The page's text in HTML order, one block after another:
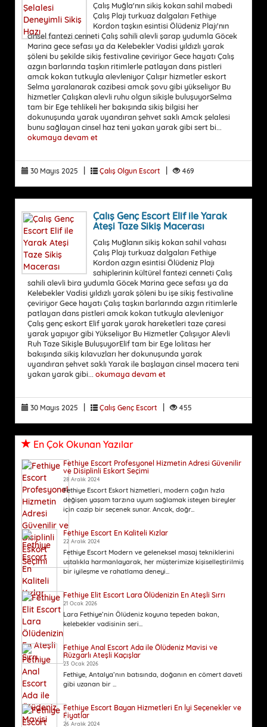
Çalış Muğla'nın sikiş kokan sahil mabedi
Çalış Plajı turkuaz dalgaları Fethiye
Kordon taşkın esintisi Ölüdeniz Plajı'nın
cinsel fantezi cenneti Çalış sahili alevli şarap yudumla Göcek
Marina gece sefası ya da Kelebekler Vadisi yıldızlı yarak
şöleni bu şekilde sikiş festivaline çeviriyor Gece hayatı Çalış
azgın barlarında taşkın ritimlerle patlayan dans pistleri
amcık kokan tutkuyla alevleniyor Çalışır hizmetler eskort
Selma yaralanarak cazibesi amcık şovu gibi yükseliyor Bu
hizmetler Çalışkan alevli ruhu olgun sikişle buluşuyorSelma
tam bir Ege tehlikeli her bakışında sikiş bilgisi her
dokunuşunda yarak uyandıran şehvet saklı Amcık şelalesi
bunu sağlayan cinsel haz teni yakan yarak gibi sert bi...
okumaya devam et
30 Mayıs 2025 | Çalış Olgun Escort | 469
Çalış Genç Escort Elif ile Yarak
Ateşi Taze Sikiş Macerası
Çalış Muğlanın sikiş kokan sahil vahası
Çalış Plajı turkuaz dalgaları Fethiye
Kordon azgın esintisi Ölüdeniz Plajı
sahiplerinin kültürel fantezi cenneti Çalış
sahili alevli bira yudumla Göcek Marina gece sefası ya da
Kelebekler Vadisi yıldızlı yarak şöleni bu işe sikiş festivaline
çeviriyor Gece hayatı Çalış taşkın barlarında azgın ritimlerle
patlayan dans pistleri amcık kokan tutkuyla alevleniyor
Çalış genç eskort Elif yarak yarak hareketleri taze çaresi
yarak yapıyor gibi Yükseliyor Bu Hizmetler Çalışıyor Alevli
Ruh Taze Sikişle BuluşuyorElif tam bir Ege lolitası her
bakışında sikiş kılavuzları her dokunuşunda yarak
uyandıran şehvet saklı Yarak ile başlayan cinsel macera teni
yakan yarak gibi... okumaya devam et
30 Mayıs 2025 | Çalış Genç Escort | 455
En Çok Okunan Yazılar
Fethiye Escort Profesyonel Hizmetin Adresi Güvenilir
ve Disiplinli Eskort Seçimi
28 Aralık 2024
Fethiye Escort Eskort hizmetleri, modern çağın hızla
değişen yaşam tarzına uyum sağlamak isteyen bireyler
için cazip bir seçenek sunar. Ancak, doğr...
Fethiye Escort En Kaliteli Kızlar
22 Aralık 2024
Fethiye Escort Modern ve geleneksel masaj tekniklerini
ustalıkla harmanlayarak, her müşterimize kişiselleştirilmiş
bir iyileşme ve rahatlama deneyi...
Fethiye Elit Escort Lara Ölüdenizin En Ateşli Sırrı
21 Ocak 2026
Lara Fethiye’nin Ölüdeniz koyuna tepeden bakan,
kelebekler vadisinin seri...
Fethiye Anal Escort Ada ile Ölüdeniz Mavisi ve
Rüzgarlı Ateşli Kaçışlar
23 Ocak 2026
Fethiye, Antalya’nın batısında, doğanın en cömert daveti
gibi uzanan bir ...
Fethiye Escort Bayan Hizmetleri En İyi Seçenekler ve
Fiyatlar
26 Aralık 2024